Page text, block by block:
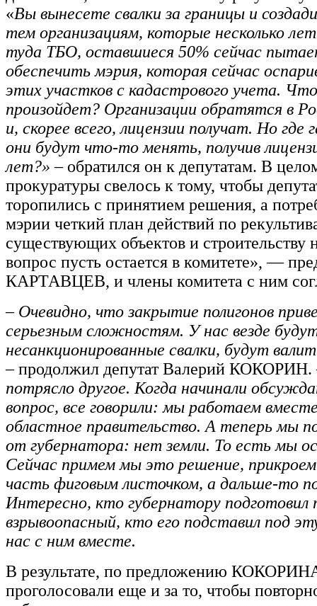
«Вы вынесете свалки за границы и
тем организациям, которые несколько
туда ТБО, оставшиеся 50% сейчас
обеспечить мэрия, которая сейчас
этих участков с кадастрового учета.
произойдет? Организации обратятся в
и, скорее всего, лицензии получат. Но где
они будут что-то менять, получив
лет?» –обратился он к депутатам. В
прокуратуры свелось к тому, чтобы
торопились с принятием решения, а
мэрии четкий план действий по
существующих объектов и строительству
вопрос пусть остается в комитете», —
КАРТАВЦЕВ, и члены комитета с ним
– Очевидно, что закрытие полигонов
серьезным сложностям. У нас везде
несанкционированные свалки, будут
– продолжил депутат Валерий КОКОРИН.
потрясло другое. Когда начинали
вопрос, все говорили: мы работаем
областное правительство. А теперь мы
от губернатора: нет земли. То есть мы
Сейчас примем мы это решение,
часть фиговым листочком, а дальше-то
Интересно, кто губернатору
взрывоопасный, кто его подставил под
нас с ним вместе.
В результате, по предложению
проголосовали еще и за то, чтобы